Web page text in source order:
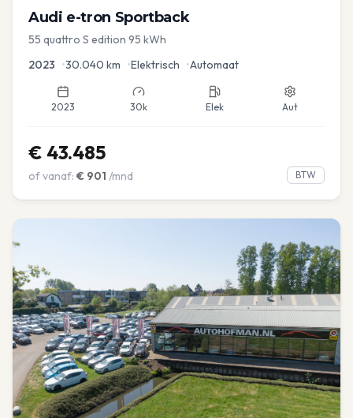
Audi e-tron Sportback
55 quattro S edition 95 kWh
2023 •30.040 km •Elektrisch •Automaat
2023 30k Elek Aut
€ 43.485
of vanaf: € 901 /mnd BTW